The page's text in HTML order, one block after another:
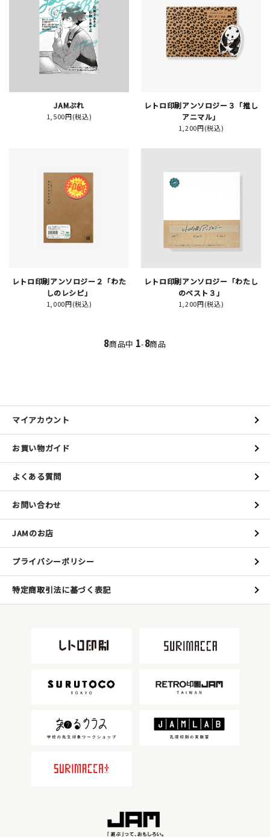
JAMグッズ
台湾グッズ
イベント・ワークショップ
おしらせ
マイアカウント
カートを見る
お買い物ガイド
よくある質問
お問い合わせ
JAMぷれ
1,500円(税込)
レトロ印刷アンソロジー３「推し
アニマル」
1,200円(税込)
レトロ印刷アンソロジー２「わた
しのレシピ」
1,000円(税込)
レトロ印刷アンソロジー「わたし
のベスト３」
1,200円(税込)
8商品中 1-8商品
マイアカウント
お買い物ガイド
よくある質問
お問い合わせ
JAMのお店
プライバシーポリシー
特定商取引法に基づく表記